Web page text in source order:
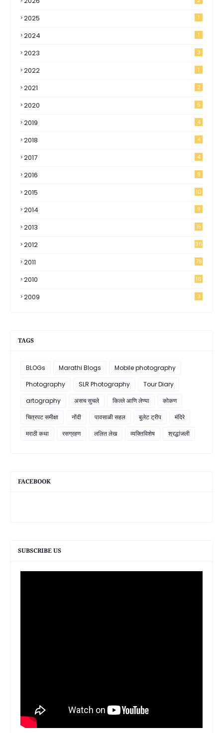
2025 1
2024 1
2023 3
2022 1
2021 2
2020 5
2019 4
2018 4
2017 4
2016 9
2015 10
2014 9
2013 15
2012 36
2011 79
2010 16
2009 3
TAGS
BLOGs Marathi Blogs
Mobile photography
Photography
SLR Photography
Tour Diary
artography
असच सुचले किल्ले आणि लेण्या
कोकण
चित्रपट समीक्षा
नोंदी पावसाळी सहल बुलेट ट्रीप
मंदिरे
मराठी कथा
रसग्रहण ललित लेख व्यक्तिविशेष श्रद्धांजली
FACEBOOK
SUBSCRIBE US